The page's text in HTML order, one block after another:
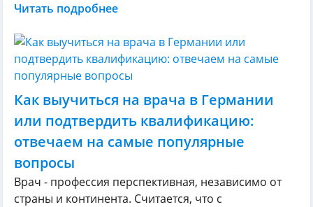
Читать подробнее
Как выучиться на врача в Германии
или подтвердить квалификацию:
отвечаем на самые популярные
вопросы
Врач - профессия перспективная, независимо от
страны и континента. Считается, что с